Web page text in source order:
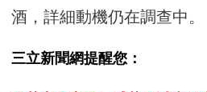
酒，詳細動機仍在調查中。
三立新聞網提醒您：